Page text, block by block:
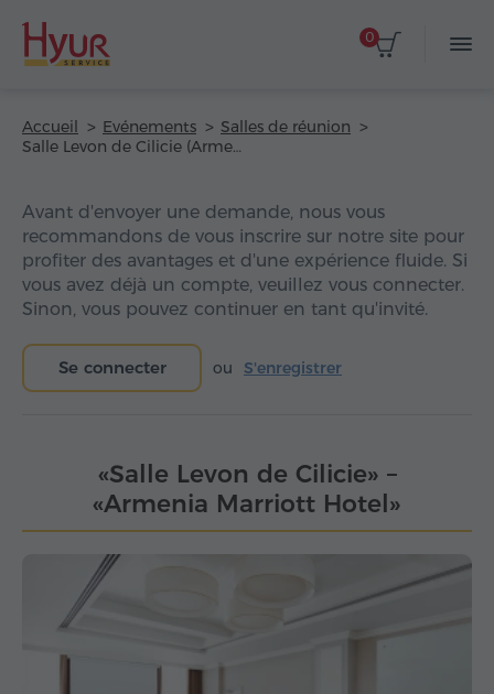
0
Accueil Evénements
Salles de réunion
Salle Levon de Cilicie (Armenia Marriott Hotel)
Avant d'envoyer une demande, nous vous
recommandons de vous inscrire sur notre site pour
profiter des avantages et d'une expérience fluide. Si
vous avez déjà un compte, veuillez vous connecter.
Sinon, vous pouvez continuer en tant qu'invité.
Se connecter ou S'enregistrer
«Salle Levon de Cilicie» –
«Armenia Marriott Hotel»